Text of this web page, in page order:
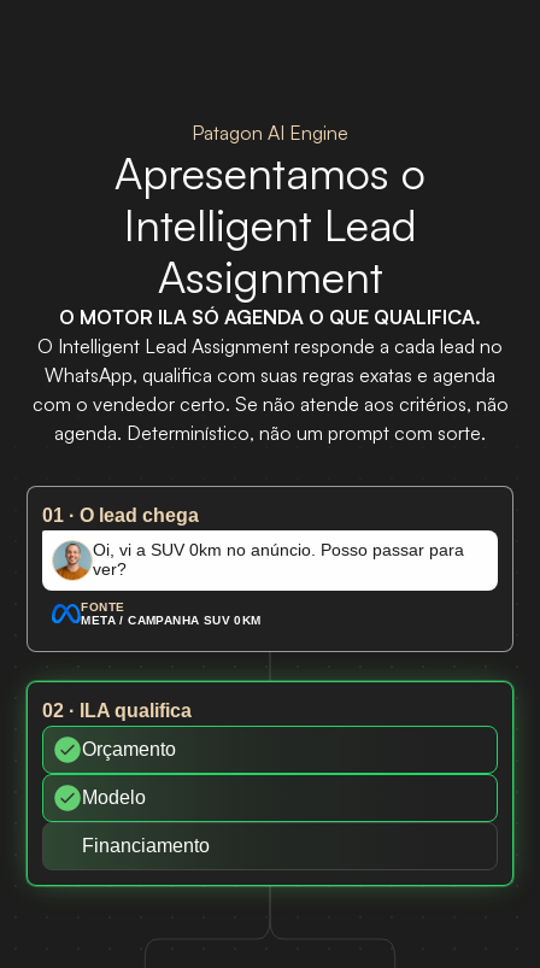
Patagon AI Engine
Apresentamos o
Intelligent Lead
Assignment
O MOTOR ILA SÓ AGENDA O QUE QUALIFICA.
O Intelligent Lead Assignment responde a cada lead no
WhatsApp, qualifica com suas regras exatas e agenda
com o vendedor certo. Se não atende aos critérios, não
agenda. Determinístico, não um prompt com sorte.
01 · O lead chega
Oi, vi a SUV 0km no anúncio. Posso passar para
ver?
FONTE
META / CAMPANHA SUV 0KM
02 · ILA qualifica
Orçamento
Modelo
Financiamento